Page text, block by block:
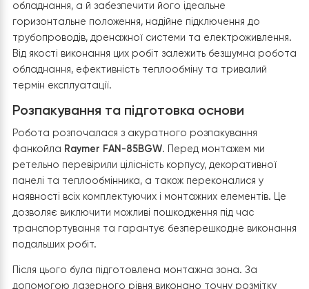
Після завершення прокладання та прихованого
трубопроводів і комунікацій у стінах ми перейшли до
встановлення настінного фанкойлаRaymer FAN-
на другому поверсі будівлі. Саме на цьому етапі
набуває завершеного вигляду, адже внутрішній блок
забезпечуватиме комфортний мікроклімат у
Монтаж настінного фанкойла потребує
точності. Важливо не лише правильно закріпити
обладнання, а й забезпечити його ідеальне
горизонтальне положення, надійне підключення до
трубопроводів, дренажної системи та
Від якості виконання цих робіт залежить безшумна
обладнання, ефективність теплообміну та тривалий
термін експлуатації.